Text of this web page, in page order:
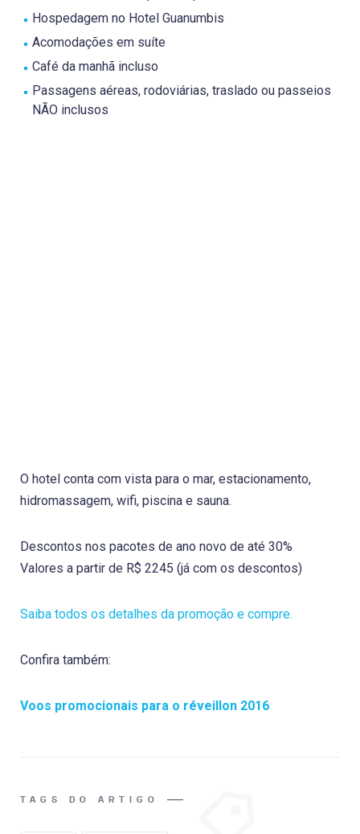
Hospedagem no Hotel Guanumbis
Acomodações em suíte
Café da manhã incluso
Passagens aéreas, rodoviárias, traslado ou passeios
NÃO inclusos
O hotel conta com vista para o mar, estacionamento,
hidromassagem, wifi, piscina e sauna.
Descontos nos pacotes de ano novo de até 30%
Valores a partir de R$ 2245 (já com os descontos)
Saiba todos os detalhes da promoção e compre.
Confira também:
Voos promocionais para o réveillon 2016
TAGS DO ARTIGO